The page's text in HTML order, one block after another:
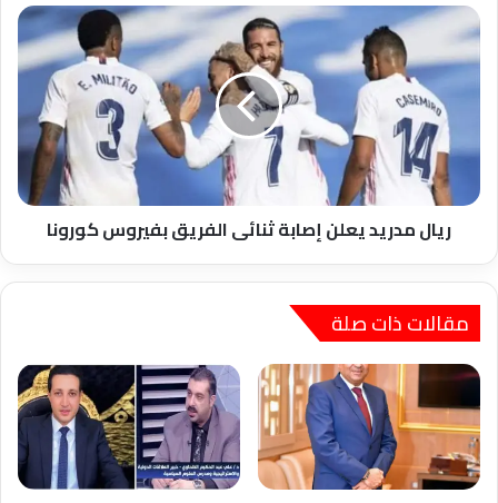
ريال
مدريد
يعلن
إصابة
الفريق
بفيروس
كورونا
ريال مدريد يعلن إصابة ثنائى الفريق بفيروس كورونا
مقالات ذات صلة